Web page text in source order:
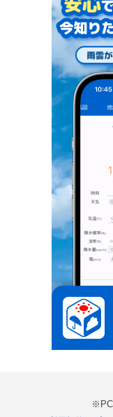
※PC